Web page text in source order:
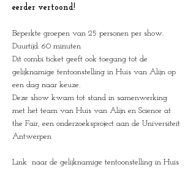
eerder vertoond!
Beperkte groepen van 25 personen per show.
Duurtijd: 60 minuten
Dit combi ticket geeft ook toegang tot de
gelijknamige tentoonstelling in Huis van Alijn op
een dag naar keuze.
Deze show kwam tot stand in samenwerking
met het team van Huis van Alijn en Science at
the Fair, een onderzoeksproject aan de Universiteit
Antwerpen
Link  naar de gelijknamige tentoonstelling in Huis